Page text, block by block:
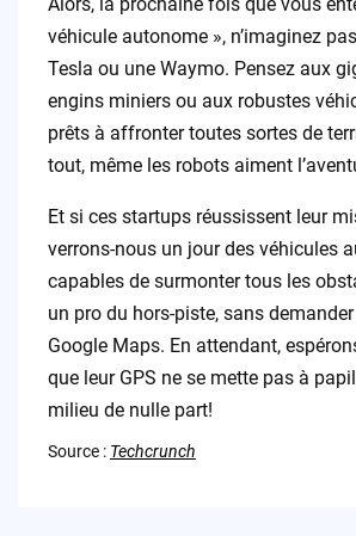
véhicule autonome », n’imaginez
Tesla ou une Waymo. Pensez aux
engins miniers ou aux robustes
prêts à affronter toutes sortes de
tout, même les robots aiment
Et si ces startups réussissent leur
verrons-nous un jour des véhicules
capables de surmonter tous les
un pro du hors-piste, sans
Google Maps. En attendant,
que leur GPS ne se mette pas à
milieu de nulle part!
Source : Techcrunch